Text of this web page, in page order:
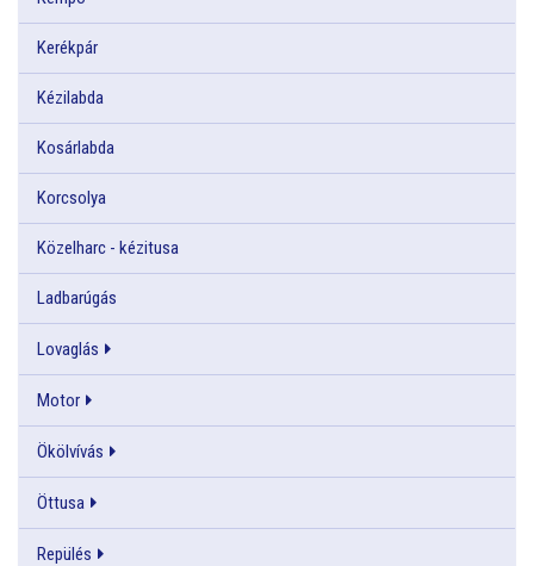
Kerékpár
Kézilabda
Kosárlabda
Korcsolya
Közelharc - kézitusa
Ladbarúgás
Lovaglás
Motor
Ökölvívás
Öttusa
Repülés